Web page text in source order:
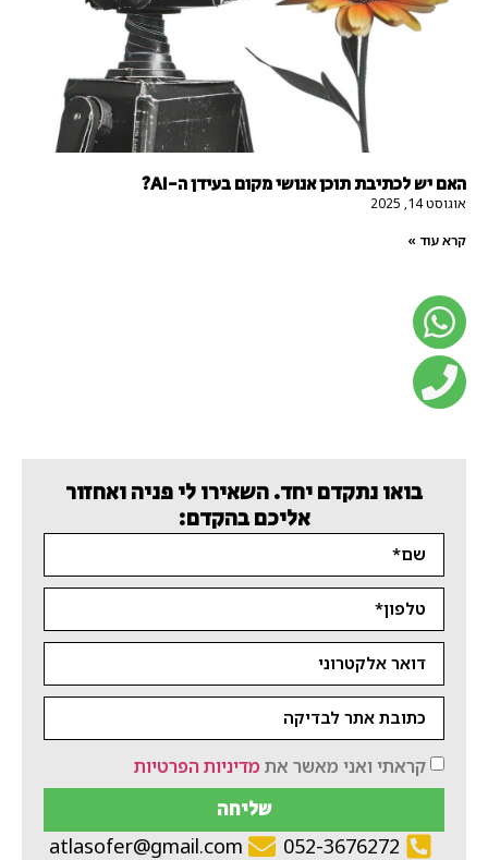
האם יש לכתיבת תוכן אנושי מקום בעידן ה-AI?
אוגוסט 14, 2025
קרא עוד »
בואו נתקדם יחד. השאירו לי פניה ואחזור
אליכם בהקדם:
קראתי ואני מאשר את מדיניות הפרטיות
שליחה
052-3676272
atlasofer@gmail.com